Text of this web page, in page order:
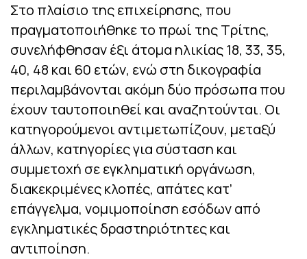
Στο πλαίσιο της επιχείρησης, που
πραγματοποιήθηκε το πρωί της Τρίτης,
συνελήφθησαν έξι άτομα ηλικίας 18, 33, 35,
40, 48 και 60 ετών, ενώ στη δικογραφία
περιλαμβάνονται ακόμη δύο πρόσωπα που
έχουν ταυτοποιηθεί και αναζητούνται. Οι
κατηγορούμενοι αντιμετωπίζουν, μεταξύ
άλλων, κατηγορίες για σύσταση και
συμμετοχή σε εγκληματική οργάνωση,
διακεκριμένες κλοπές, απάτες κατ’
επάγγελμα, νομιμοποίηση εσόδων από
εγκληματικές δραστηριότητες και
αντιποίηση.